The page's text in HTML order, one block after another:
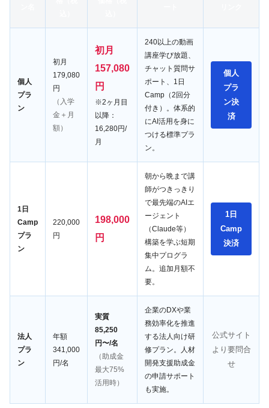
個人
プラ
ン
初月
179,080
円
（入学
金＋月
額）
初月
157,080
円
※2ヶ月目
以降：
16,280円/
月
240以上の動画
講座学び放題、
チャット質問サ
ポート、1日
Camp（2回分
付き）。体系的
にAI活用を身に
つける標準プラ
ン。
個人
プラ
ン決
済
1日
Camp
プラ
ン
220,000
円
198,000
円
朝から晩まで講
師がつきっきり
で最先端のAIエ
ージェント
（Claude等）
構築を学ぶ短期
集中プログラ
ム。追加月額不
要。
1日
Camp
決済
法人
プラ
ン
年額
341,000
円/名
実質
85,250
円〜/名
（助成金
最大75%
活用時）
企業のDXや業
務効率化を推進
する法人向け研
修プラン。人材
開発支援助成金
の申請サポート
も実施。
公式サイト
より要問合
せ